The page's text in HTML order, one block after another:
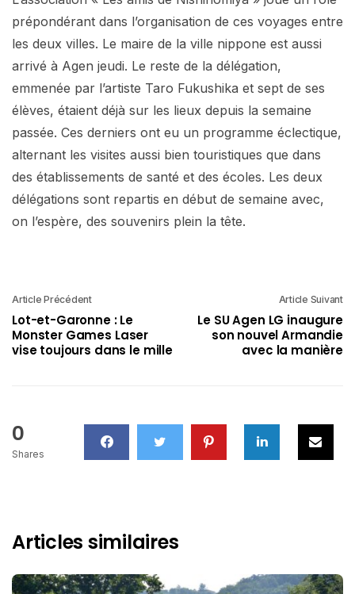
prépondérant dans l’organisation de ces voyages entre
les deux villes. Le maire de la ville nippone est aussi
arrivé à Agen jeudi. Le reste de la délégation,
emmenée par l’artiste Taro Fukushika et sept de ses
élèves, étaient déjà sur les lieux depuis la semaine
passée. Ces derniers ont eu un programme éclectique,
alternant les visites aussi bien touristiques que dans
des établissements de santé et des écoles. Les deux
délégations sont repartis en début de semaine avec,
on l’espère, des souvenirs plein la tête.
Article Précédent
Lot-et-Garonne : Le
Monster Games Laser
vise toujours dans le mille
Article Suivant
Le SU Agen LG inaugure
son nouvel Armandie
avec la manière
0
Shares
Articles similaires